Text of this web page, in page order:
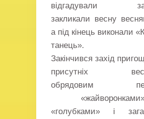
відгадували
закликали весну
а під кінець виконали
танець».
Закінчився захід
присутніх
обрядовим
«голубками» і